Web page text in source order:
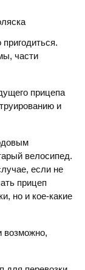
пригодиться.
части
прицепа
и
велосипед.
если не
прицеп
но и кое-какие
возможно,